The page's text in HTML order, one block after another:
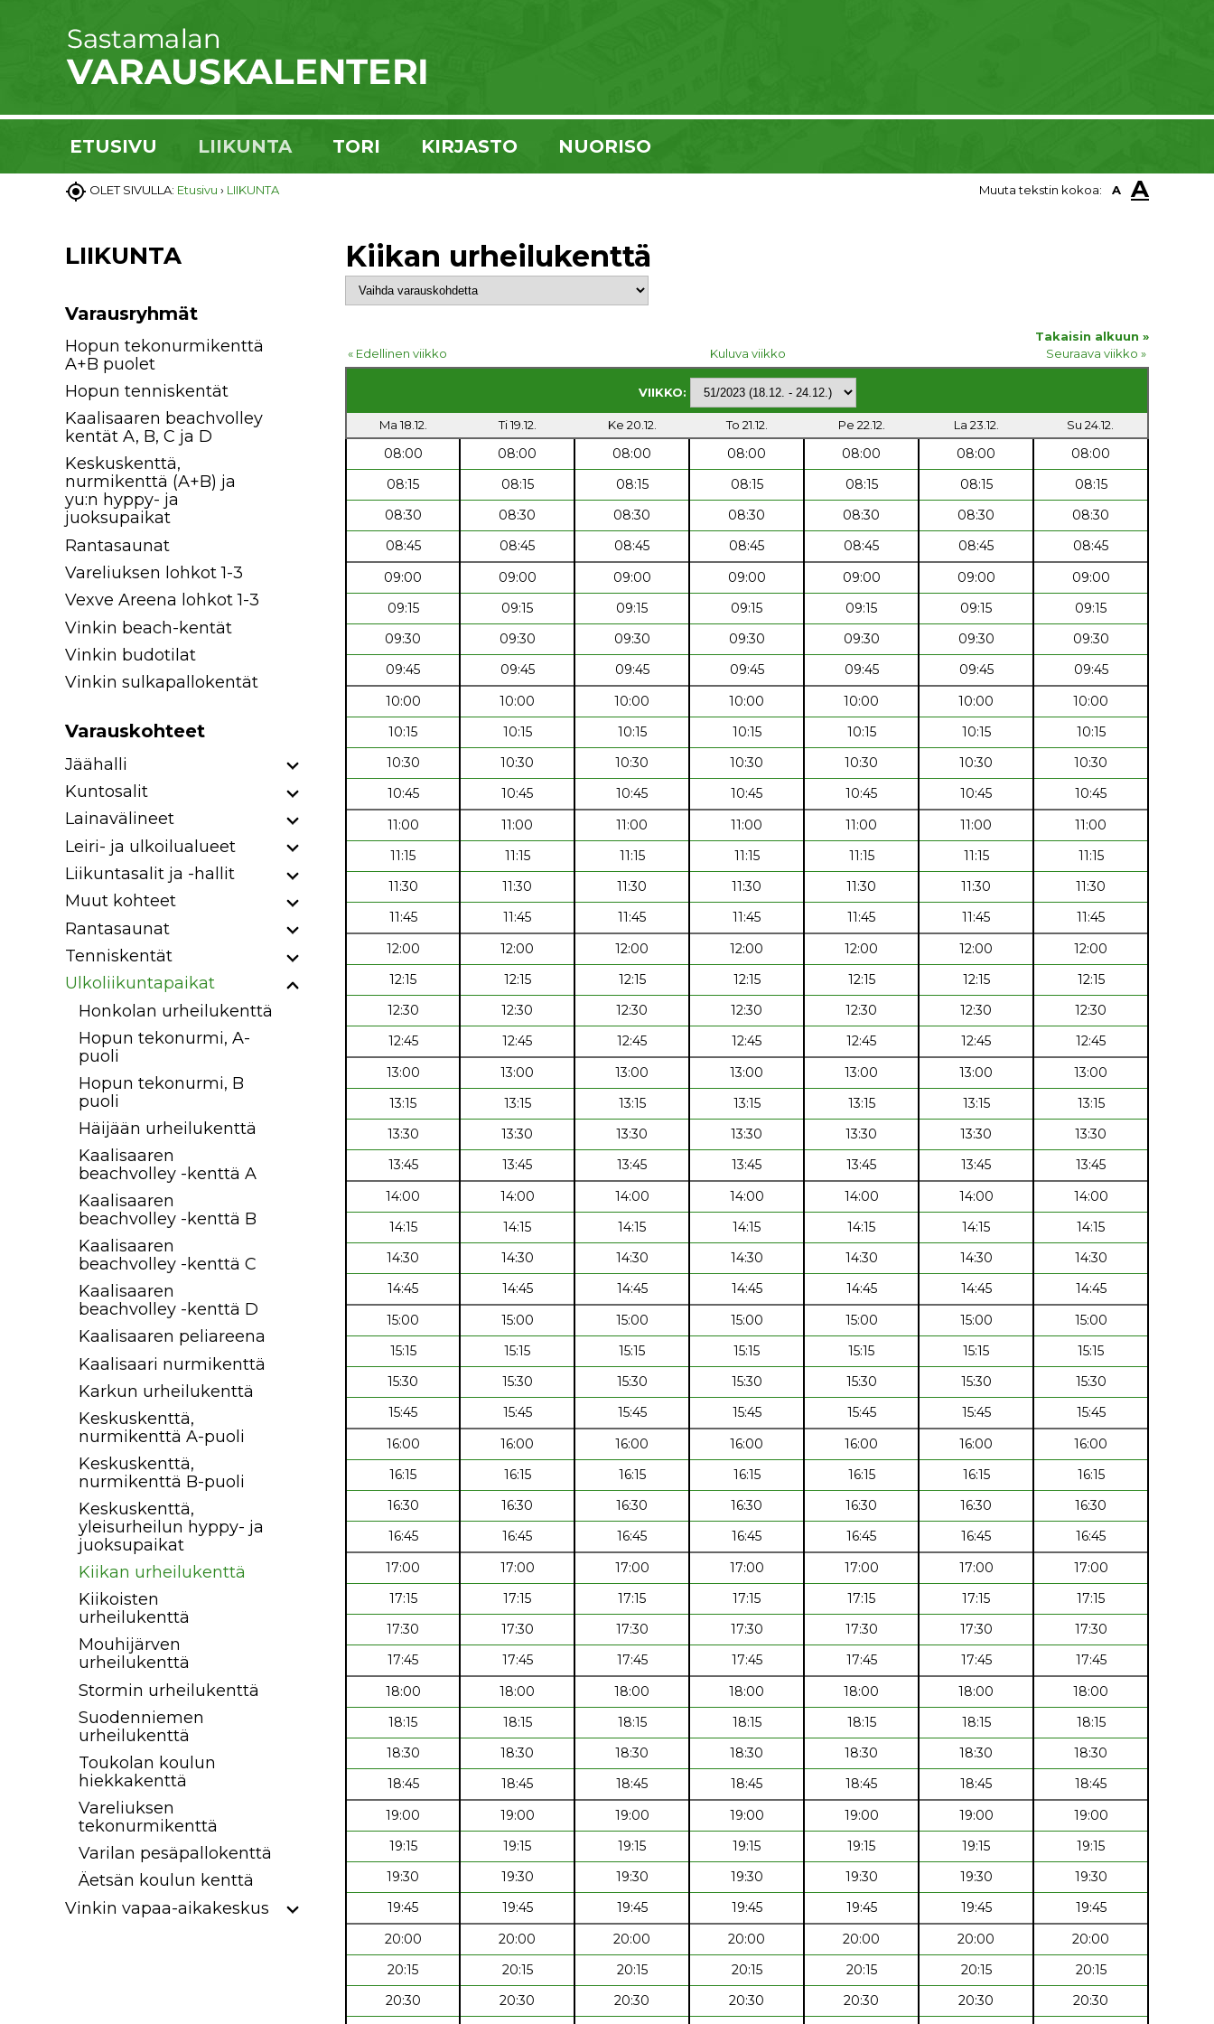
ETUSIVU LIIKUNTA TORI KIRJASTO NUORISO
 OLET SIVULLA: Etusivu › LIIKUNTA Muuta tekstin kokoa: A A
LIIKUNTA
Varausryhmät
Hopun tekonurmikenttä
A+B puolet
Hopun tenniskentät
Kaalisaaren beachvolley
kentät A, B, C ja D
Keskuskenttä,
nurmikenttä (A+B) ja
yu:n hyppy- ja
juoksupaikat
Rantasaunat
Vareliuksen lohkot 1-3
Vexve Areena lohkot 1-3
Vinkin beach-kentät
Vinkin budotilat
Vinkin sulkapallokentät
Varauskohteet
Jäähalli
Kuntosalit
Lainavälineet
Leiri- ja ulkoilualueet
Liikuntasalit ja -hallit
Muut kohteet
Rantasaunat
Tenniskentät
Ulkoliikuntapaikat
Honkolan urheilukenttä
Hopun tekonurmi, A-
puoli
Hopun tekonurmi, B
puoli
Häijään urheilukenttä
Kaalisaaren
beachvolley -kenttä A
Kaalisaaren
beachvolley -kenttä B
Kaalisaaren
beachvolley -kenttä C
Kaalisaaren
beachvolley -kenttä D
Kaalisaaren peliareena
Kaalisaari nurmikenttä
Karkun urheilukenttä
Keskuskenttä,
nurmikenttä A-puoli
Keskuskenttä,
nurmikenttä B-puoli
Keskuskenttä,
yleisurheilun hyppy- ja
juoksupaikat
Kiikan urheilukenttä
Kiikoisten
urheilukenttä
Mouhijärven
urheilukenttä
Stormin urheilukenttä
Suodenniemen
urheilukenttä
Toukolan koulun
hiekkakenttä
Vareliuksen
tekonurmikenttä
Varilan pesäpallokenttä
Äetsän koulun kenttä
Vinkin vapaa-aikakeskus
Kiikan urheilukenttä
Takaisin alkuun »
« Edellinen viikko
Kuluva viikko Seuraava viikko »
VIIKKO:
Ma 18.12. Ti 19.12. Ke 20.12. To 21.12. Pe 22.12. La 23.12. Su 24.12.
08:00 08:00 08:00 08:00 08:00 08:00
08:00
08:15
08:15 08:15 08:15 08:15 08:15
08:15
08:30
08:30 08:30 08:30 08:30 08:30
08:30
08:45
08:45 08:45 08:45 08:45 08:45
08:45
09:00
09:00 09:00 09:00 09:00 09:00
09:00
09:15
09:15 09:15 09:15 09:15 09:15
09:15
09:30
09:30 09:30 09:30 09:30 09:30
09:30
09:45
09:45 09:45 09:45 09:45 09:45
09:45
10:00
10:00 10:00 10:00 10:00 10:00
10:00
10:15
10:15 10:15 10:15 10:15 10:15
10:15
10:30
10:30 10:30 10:30 10:30 10:30
10:30
10:45
10:45 10:45 10:45 10:45 10:45
10:45
11:00
11:00 11:00 11:00 11:00 11:00
11:00
11:15
11:15 11:15 11:15 11:15 11:15
11:15
11:30
11:30 11:30 11:30 11:30 11:30
11:30
11:45
11:45 11:45 11:45 11:45 11:45
11:45
12:00
12:00 12:00 12:00 12:00 12:00
12:00
12:15
12:15 12:15 12:15 12:15 12:15
12:15
12:30
12:30 12:30 12:30 12:30 12:30
12:30
12:45
12:45 12:45 12:45 12:45 12:45
12:45
13:00
13:00 13:00 13:00 13:00 13:00
13:00
13:15
13:15 13:15 13:15 13:15 13:15
13:15
13:30
13:30 13:30 13:30 13:30 13:30
13:30
13:45
13:45 13:45 13:45 13:45 13:45
13:45
14:00
14:00 14:00 14:00 14:00 14:00
14:00
14:15
14:15 14:15 14:15 14:15 14:15
14:15
14:30
14:30 14:30 14:30 14:30 14:30
14:30
14:45
14:45 14:45 14:45 14:45 14:45
14:45
15:00
15:00 15:00 15:00 15:00 15:00
15:00
15:15
15:15 15:15 15:15 15:15 15:15
15:15
15:30
15:30 15:30 15:30 15:30 15:30
15:30
15:45
15:45 15:45 15:45 15:45 15:45
15:45
16:00
16:00 16:00 16:00 16:00 16:00
16:00
16:15
16:15 16:15 16:15 16:15 16:15
16:15
16:30
16:30 16:30 16:30 16:30 16:30
16:30
16:45
16:45 16:45 16:45 16:45 16:45
16:45
17:00
17:00 17:00 17:00 17:00 17:00
17:00
17:15
17:15 17:15 17:15 17:15 17:15
17:15
17:30
17:30 17:30 17:30 17:30 17:30
17:30
17:45
17:45 17:45 17:45 17:45 17:45
17:45
18:00
18:00 18:00 18:00 18:00 18:00
18:00
18:15
18:15 18:15 18:15 18:15 18:15
18:15
18:30
18:30 18:30 18:30 18:30 18:30
18:30
18:45
18:45 18:45 18:45 18:45 18:45
18:45
19:00
19:00 19:00 19:00 19:00 19:00
19:00
19:15
19:15 19:15 19:15 19:15 19:15
19:15
19:30
19:30 19:30 19:30 19:30 19:30
19:30
19:45
19:45 19:45 19:45 19:45 19:45
19:45
20:00
20:00 20:00 20:00 20:00 20:00
20:00
20:15
20:15 20:15 20:15 20:15 20:15
20:15
20:30
20:30 20:30 20:30 20:30 20:30
20:30